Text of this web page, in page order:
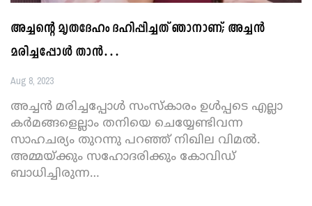
അച്ചന്റെ മൃതദേഹം ദഹിപ്പിച്ചത് ഞാനാണ്; അച്ചൻ
മരിച്ചപ്പോൾ താൻ…
Aug 8, 2023
അച്ചൻ മരിച്ചപ്പോൾ സംസ്കാരം ഉൾപ്പടെ എല്ലാ
കർമങ്ങളെല്ലാം തനിയെ ചെയ്യേണ്ടിവന്ന
സാഹചര്യം തുറന്നു പറഞ്ഞ് നിഖില വിമൽ.
അമ്മയ്ക്കും സഹോദരിക്കും കോവിഡ്
ബാധിച്ചിരുന്ന…